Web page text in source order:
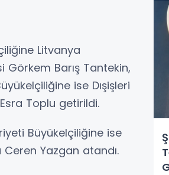
Litvanya
Barış Tantekin,
ise Dışişleri
Toplu getirildi.
Büyükelçiliğine ise
Yazgan atandı.